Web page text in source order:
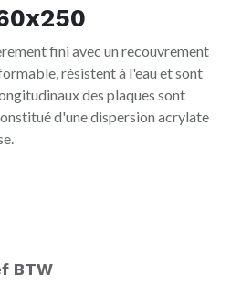
fini avec un recouvrement
résistent à l'eau et sont
des plaques sont
d'une dispersion acrylate
BTW